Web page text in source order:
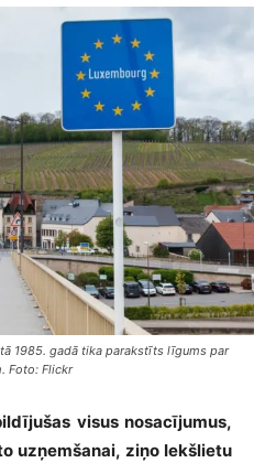
1985. gadā tika parakstīts līgums par
Foto: Flickr
visus nosacījumus,
uzņemšanai, ziņo Iekšlietu